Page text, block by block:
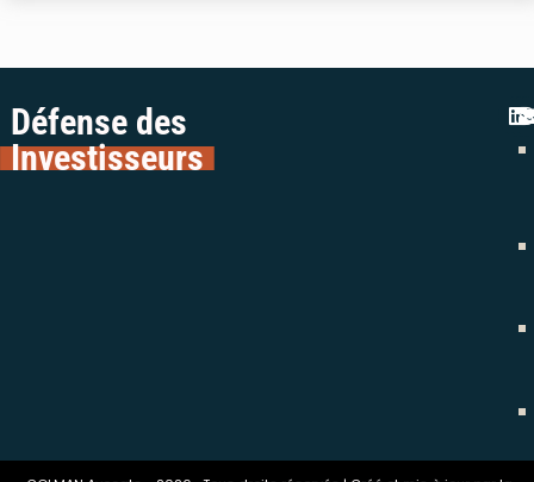
Défense des
Investisseurs